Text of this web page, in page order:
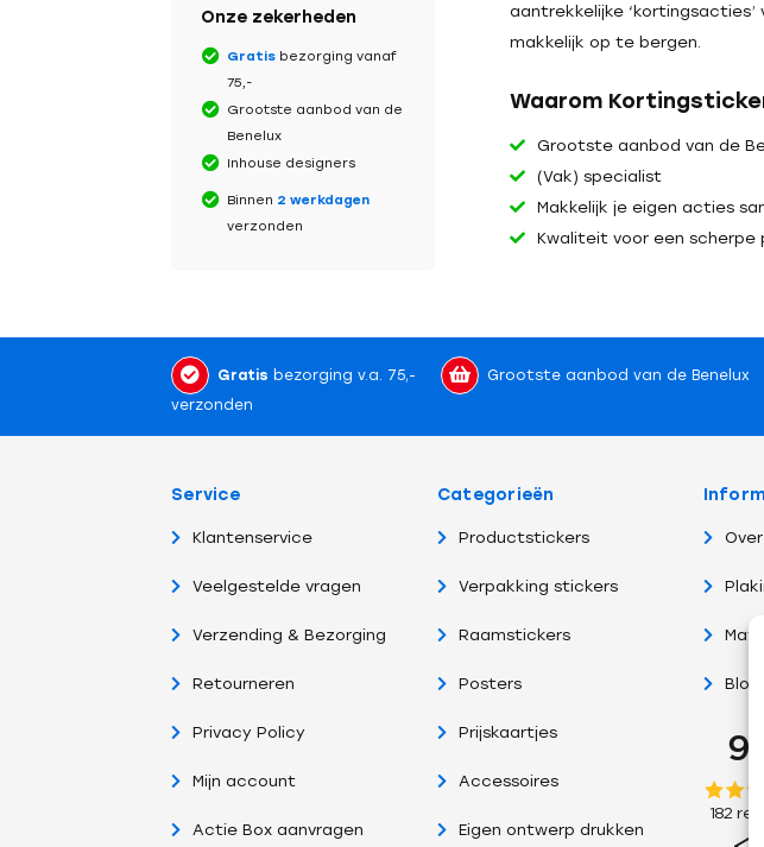
Onze zekerheden
Gratis bezorging vanaf
75,-
Grootste aanbod van de
Benelux
Inhouse designers
Binnen 2 werkdagen
verzonden
aantrekkelijke
makkelijk op te bergen.
Waarom
Grootste aanbod van de
(Vak) specialist
Makkelijk je eigen acties
Kwaliteit voor een scherpe
Gratis bezorging v.a. 75,- Grootste aanbod van de Benelux
verzonden
Service
Klantenservice
Veelgestelde vragen
Verzending & Bezorging
Retourneren
Privacy Policy
Mijn account
Actie Box aanvragen
Categorieën
Productstickers
Verpakking stickers
Raamstickers
Posters
Prijskaartjes
Accessoires
Eigen ontwerp drukken
Blog